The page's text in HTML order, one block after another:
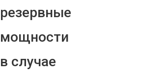
резервные
мощности
в случае